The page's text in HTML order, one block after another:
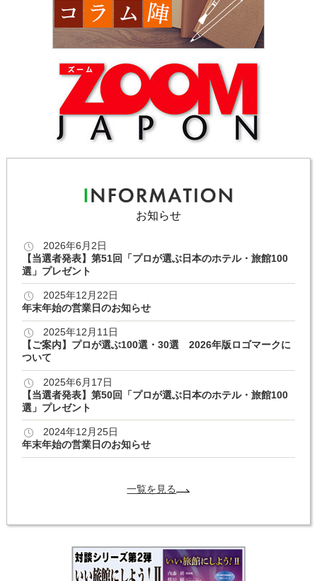
お知らせ
2026年6月2日
【当選者発表】第51回「プロが選ぶ日本のホテル・旅館100
選」プレゼント
2025年12月22日
年末年始の営業日のお知らせ
2025年12月11日
【ご案内】プロが選ぶ100選・30選 2026年版ロゴマークに
ついて
2025年6月17日
【当選者発表】第50回「プロが選ぶ日本のホテル・旅館100
選」プレゼント
2024年12月25日
年末年始の営業日のお知らせ
一覧を見る